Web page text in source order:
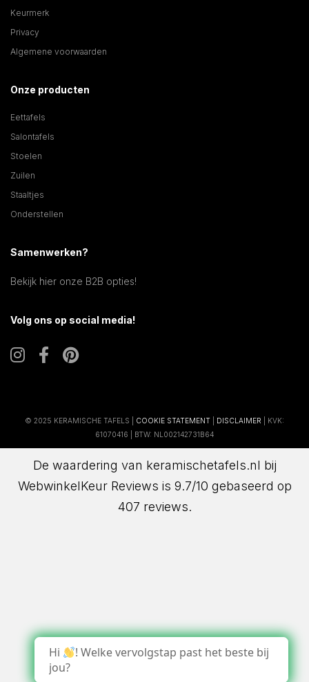
Keurmerk
Privacy
Algemene voorwaarden
Onze producten
Eettafels
Salontafels
Stoelen
Zuilen
Staaltjes
Onderstellen
Samenwerken?
Bekijk hier onze B2B opties!
Volg ons op social media!
© 2025 KERAMISCHE TAFELS | COOKIE STATEMENT DISCLAIMER | KVK:
61070416 | BTW: NL002142731B64
De waardering van keramischetafels.nl bij
WebwinkelKeur Reviews is 9.7/10 gebaseerd op
407 reviews.
Hi
! Welke vervolgstap past het beste bij
jou?